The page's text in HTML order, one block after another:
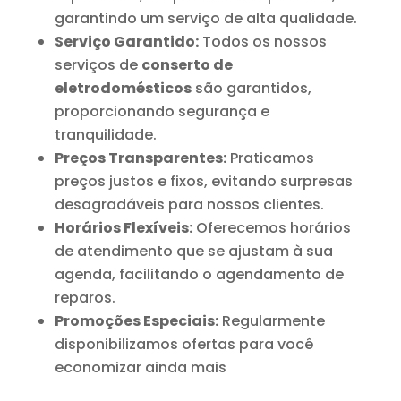
garantindo um serviço de alta qualidade.
Serviço Garantido:Todos os nossos
serviços de conserto de
eletrodomésticossão garantidos,
proporcionando segurança e
tranquilidade.
Preços Transparentes:Praticamos
preços justos e fixos, evitando surpresas
desagradáveis para nossos clientes.
Horários Flexíveis:Oferecemos horários
de atendimento que se ajustam à sua
agenda, facilitando o agendamento de
reparos.
Promoções Especiais:Regularmente
disponibilizamos ofertas para você
economizar ainda mais